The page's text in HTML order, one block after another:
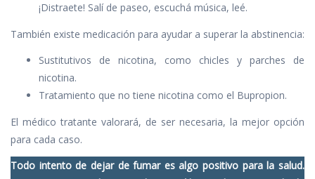
¡Distraete! Salí de paseo, escuchá música, leé.
También existe medicación para ayudar a superar la abstinencia:
Sustitutivos de nicotina, como chicles y parches de
nicotina.
Tratamiento que no tiene nicotina como el Bupropion.
El médico tratante valorará, de ser necesaria, la mejor opción
para cada caso.
Todo intento de dejar de fumar es algo positivo para la salud.